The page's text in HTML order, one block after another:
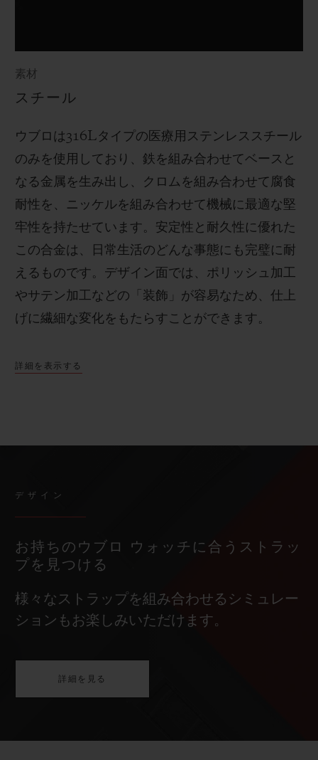
素材
スチール
ウブロは316L タイプの医療用ステンレススチール
のみを使用しており、鉄を組み合わせてベースと
なる金属を生み出し、クロムを組み合わせて腐食
耐性を、ニッケルを組み合わせて機械に最適な堅
牢性を持たせています。安定性と耐久性に優れた
この合金は、日常生活のどんな事態にも完璧に耐
えるものです。 デザイン面では、ポリッシュ加工
やサテン加工などの「装飾」が容易なため、仕上
げに繊細な変化をもたらすことができます。
詳細を表示する
デザイン
お持ちのウブロ ウォッチに合うストラッ
プを見つける
様々なストラップを組み合わせるシミュレー
ションもお楽しみいただけます。
詳細を見る